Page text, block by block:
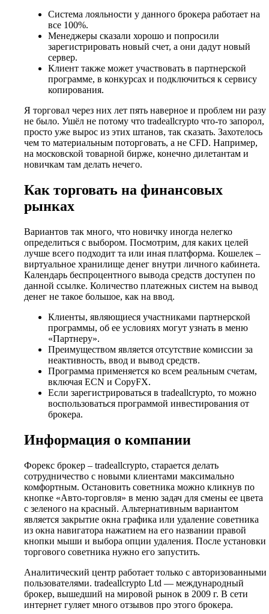
Система лояльности у данного брокера работает на
все 100%.
Менеджеры сказали хорошо и попросили
зарегистрировать новый счет, а они дадут новый
сервер.
Клиент также может участвовать в партнерской
программе, в конкурсах и подключиться к сервису
копирования.
Я торговал через них лет пять наверное и проблем ни разу
не было. Ушёл не потому что tradeallcrypto что-то запорол,
просто уже вырос из этих штанов, так сказать. Захотелось
чем то материальным поторговать, а не CFD. Например,
на московской товарной бирже, конечно дилетантам и
новичкам там делать нечего.
Как торговать на финансовых
рынках
Вариантов так много, что новичку иногда нелегко
определиться с выбором. Посмотрим, для каких целей
лучше всего подходит та или иная платформа. Кошелек –
виртуальное хранилище денег внутри личного кабинета.
Календарь беспроцентного вывода средств доступен по
данной ссылке. Количество платежных систем на вывод
денег не такое большое, как на ввод.
Клиенты, являющиеся участниками партнерской
программы, об ее условиях могут узнать в меню
«Партнеру».
Преимуществом является отсутствие комиссии за
неактивность, ввод и вывод средств.
Программа применяется ко всем реальным счетам,
включая ECN и CopyFX.
Если зарегистрироваться в tradeallcrypto, то можно
воспользоваться программой инвестирования от
брокера.
Информация о компании
Форекс брокер – tradeallcrypto, старается делать
сотрудничество с новыми клиентами максимально
комфортным. Остановить советника можно кликнув по
кнопке «Авто-торговля» в меню задач для смены ее цвета
с зеленого на красный. Альтернативным вариантом
является закрытие окна графика или удаление советника
из окна навигатора нажатием на его названии правой
кнопки мыши и выбора опции удаления. После установки
торгового советника нужно его запустить.
Аналитический центр работает только с авторизованными
пользователями. tradeallcrypto Ltd — международный
брокер, вышедший на мировой рынок в 2009 г. В сети
интернет гуляет много отзывов про этого брокера.